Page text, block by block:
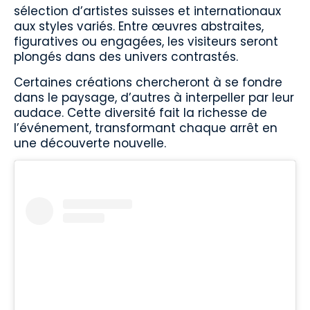
sélection d’artistes suisses et internationaux
aux styles variés. Entre œuvres abstraites,
figuratives ou engagées, les visiteurs seront
plongés dans des univers contrastés.
Certaines créations chercheront à se fondre
dans le paysage, d’autres à interpeller par leur
audace. Cette diversité fait la richesse de
l’événement, transformant chaque arrêt en
une découverte nouvelle.